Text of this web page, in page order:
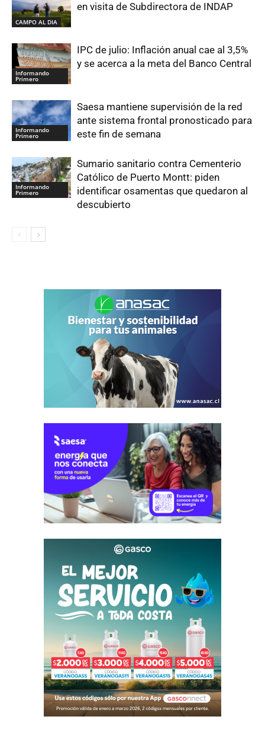
CAMPO AL DIA
en visita de Subdirectora de INDAP
Informando
Primero
IPC de julio: Inflación anual cae al 3,5%
y se acerca a la meta del Banco Central
Informando
Primero
Saesa mantiene supervisión de la red
ante sistema frontal pronosticado para
este fin de semana
Informando
Primero
Sumario sanitario contra Cementerio
Católico de Puerto Montt: piden
identificar osamentas que quedaron al
descubierto